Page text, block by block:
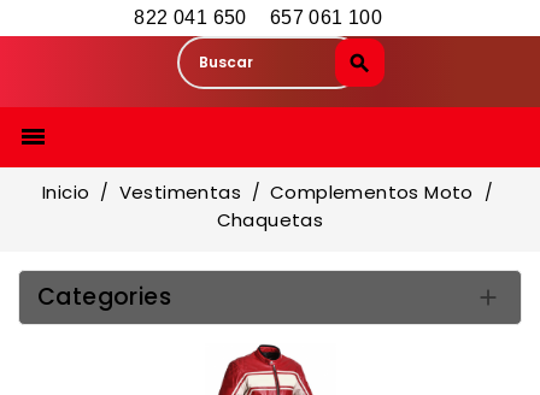
822 041 650 657 061 100

Inicio Vestimentas
Complementos Moto
Chaquetas
Categories 